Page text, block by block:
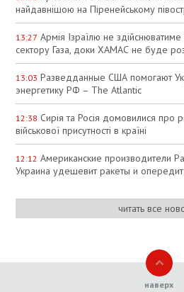
найдавнішою на Піренейському
13:27 Армія Ізраїлю не здійснюватиме
сектору Газа, доки ХАМАС не буде
13:03 Разведданные США помогают
энергетику РФ – The Atlantic
12:38 Сирія та Росія домовилися про
військової присутності в країні
12:12 Американские производители
Украина удешевит ракеты и
читать все
наверх